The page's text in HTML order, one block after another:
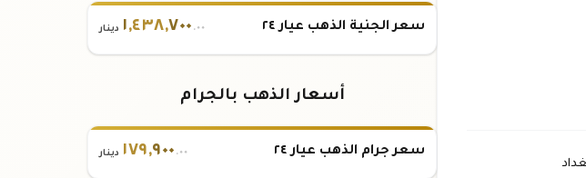
سعر الجنية الذهب عيار ٢٤ ١,٤٣٨,٧٠٠ .٠٠ دينار
أسعار الذهب بالجرام
سعر جرام الذهب عيار ٢٤ ١٧٩,٩٠٠ .٠٠ دينار